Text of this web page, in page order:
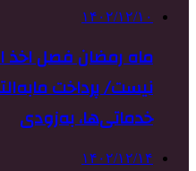
۱۴۰۲/۱۲/۱۰
ماه رمضان فصل اخذ
نیست/ پرداخت
خدماتی‌ها، به‌زودی
۱۴۰۲/۱۲/۱۴